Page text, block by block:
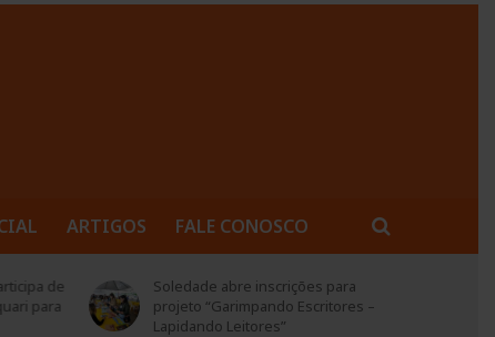
ARTIGOS FALE CONOSCO
de
para
Soledade abre inscrições para
projeto “Garimpando Escritores –
Lapidando Leitores”